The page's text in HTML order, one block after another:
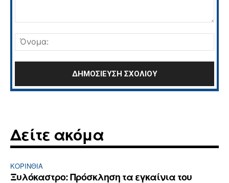
Δείτε ακόμα
ΚΟΡΙΝΘΊΑ
Ξυλόκαστρο: Πρόσκληση τα εγκαίνια του